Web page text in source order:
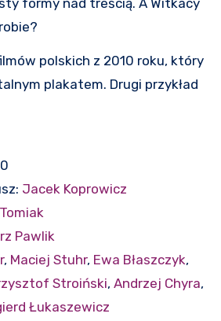
polskich z 2010 roku, który
plakatem. Drugi przykład
Jacek Koprowicz
Pawlik
, Maciej Stuhr, Ewa Błaszczyk,
Stroiński, Andrzej Chyra,
Łukaszewicz